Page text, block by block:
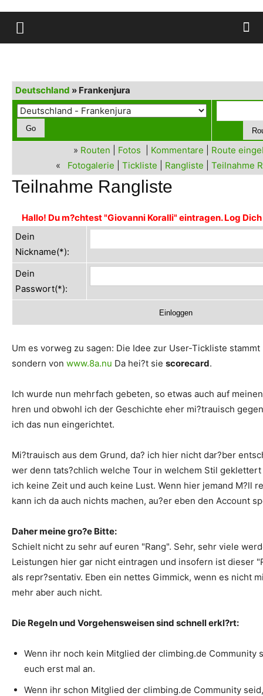
Deutschland » Frankenjura
» Routen Fotos Kommentare
Route
« Fotogalerie Tickliste Rangliste Teilnahme
Teilnahme Rangliste
Hallo! Du m?chtest "Giovanni Koralli" eintragen. Log
Dein
Nickname(*):
Dein
Passwort(*):
Um es vorweg zu sagen: Die Idee zur User-Tickliste
sondern von www.8a.nu Da hei?t sie scorecard.
Ich wurde nun mehrfach gebeten, so etwas auch auf
hren und obwohl ich der Geschichte eher mi?trauisch
ich das nun eingerichtet.
Mi?trauisch aus dem Grund, da? ich hier nicht dar?ber
wer denn tats?chlich welche Tour in welchem Stil geklettert
ich keine Zeit und auch keine Lust. Wenn hier jemand M?ll
kann ich da auch nichts machen, au?er eben den Account
Daher meine gro?e Bitte:
Schielt nicht zu sehr auf euren "Rang". Sehr, sehr viele
Leistungen hier gar nicht eintragen und insofern ist dieser
als repr?sentativ. Eben ein nettes Gimmick, wenn es nicht
mehr aber auch nicht.
Die Regeln und Vorgehensweisen sind schnell erkl?rt:
Wenn ihr noch kein Mitglied der climbing.de Community
euch erst mal an.
Wenn ihr schon Mitglied der climbing.de Community